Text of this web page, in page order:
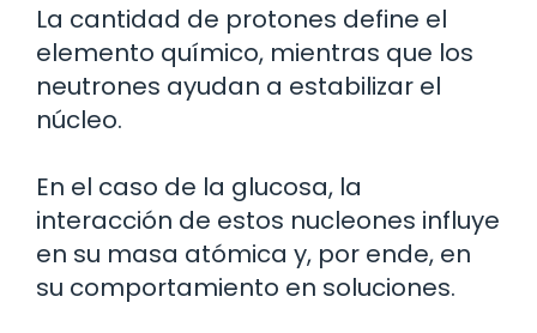
La cantidad de protones define el
elemento químico, mientras que los
neutrones ayudan a estabilizar el
núcleo.
En el caso de la glucosa, la
interacción de estos nucleones influye
en su masa atómica y, por ende, en
su comportamiento en soluciones.